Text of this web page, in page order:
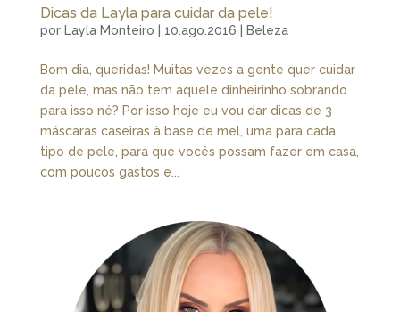
Dicas da Layla para cuidar da pele!
por Layla Monteiro | 10.ago.2016 | Beleza
Bom dia, queridas! Muitas vezes a gente quer cuidar
da pele, mas não tem aquele dinheirinho sobrando
para isso né? Por isso hoje eu vou dar dicas de 3
máscaras caseiras à base de mel, uma para cada
tipo de pele, para que vocês possam fazer em casa,
com poucos gastos e...